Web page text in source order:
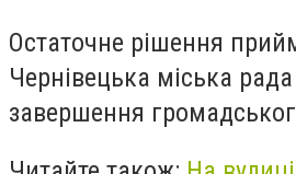
Остаточне рішення
Чернівецька міська рада
завершення